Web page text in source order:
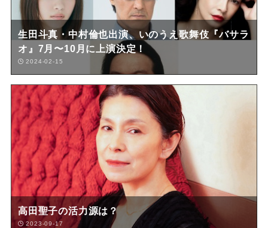
生田斗真・中村倫也出演、いのうえ歌舞伎『バサラ
オ』7月〜10月に上演決定！
2024-02-15
高田聖子の活力源は？
2023-09-17